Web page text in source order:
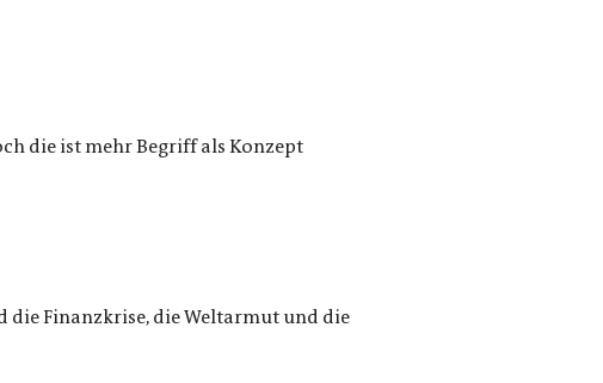
die ist mehr Begriff als Konzept
die Finanzkrise, die Weltarmut und die